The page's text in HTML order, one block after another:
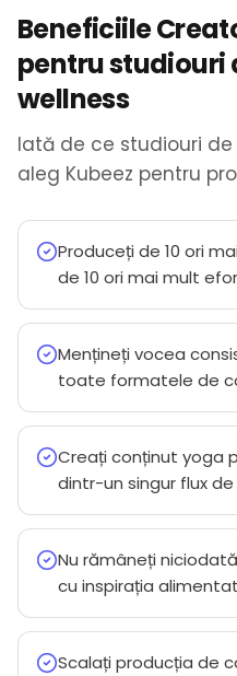
Beneficiile
pentru studiouri
wellness
Iată de ce studiouri
aleg Kubeez pentru
Produceți de 10 ori
de 10 ori mai mult
Mențineți vocea
toate formatele de
Creați conținut yoga
dintr-un singur flux de
Nu rămâneți
cu inspirația
Scalați producția de